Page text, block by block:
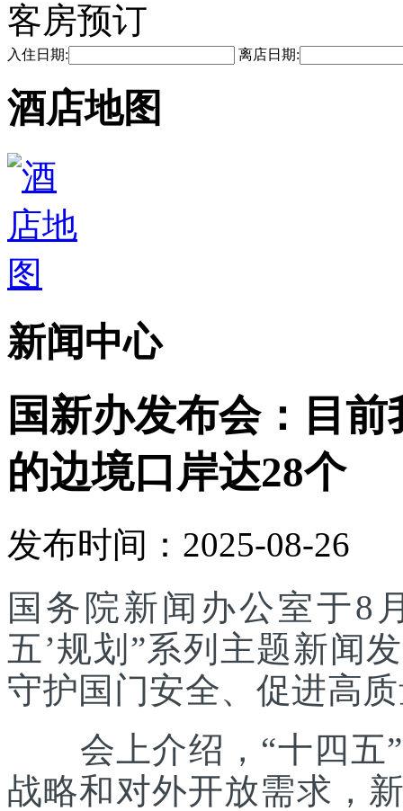
客房预订
入住日期: 离店日期:
酒店地图
新闻中心
国新办发布会：目
的边境口岸达28个
发布时间：2025-08-26
国务院新闻办公室于8
五’规划”系列主题新闻
守护国门安全、促进高
会上介绍，“十四五”
战略和对外开放需求，